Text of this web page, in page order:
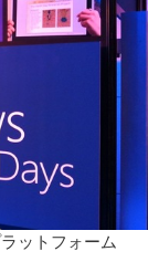
ットフォーム